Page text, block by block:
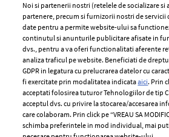
ELLE Style Awards
2024
Despre ELLE
Romania
Contact
Abonamente
Noi si partenerii nostri (retelele de socializare
partenere, precum si furnizorii nostri de servicii
date pentru a permite website-ului sa
continutul si anunturile publicitare afisate in
dvs., pentru a va oferi functionalitati aferente
analiza traficul pe website. Beneficiati de
GDPR in legatura cu prelucrarea datelor cu
fi exercitate prin modalitatea indicataaici. Prin
acceptati folosirea tuturor Tehnologiilor de tip
acceptul dvs. cu privire la stocarea/accesarea
care colaboram. Prin click pe “VREAU SA
schimba preferintele in mod individual, mai